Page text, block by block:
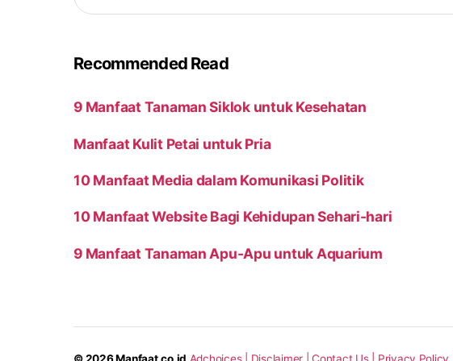
Recommended Read
9 Manfaat Tanaman Siklok untuk Kesehatan
Manfaat Kulit Petai untuk Pria
10 Manfaat Media dalam Komunikasi Politik
10 Manfaat Website Bagi Kehidupan Sehari-hari
9 Manfaat Tanaman Apu-Apu untuk Aquarium